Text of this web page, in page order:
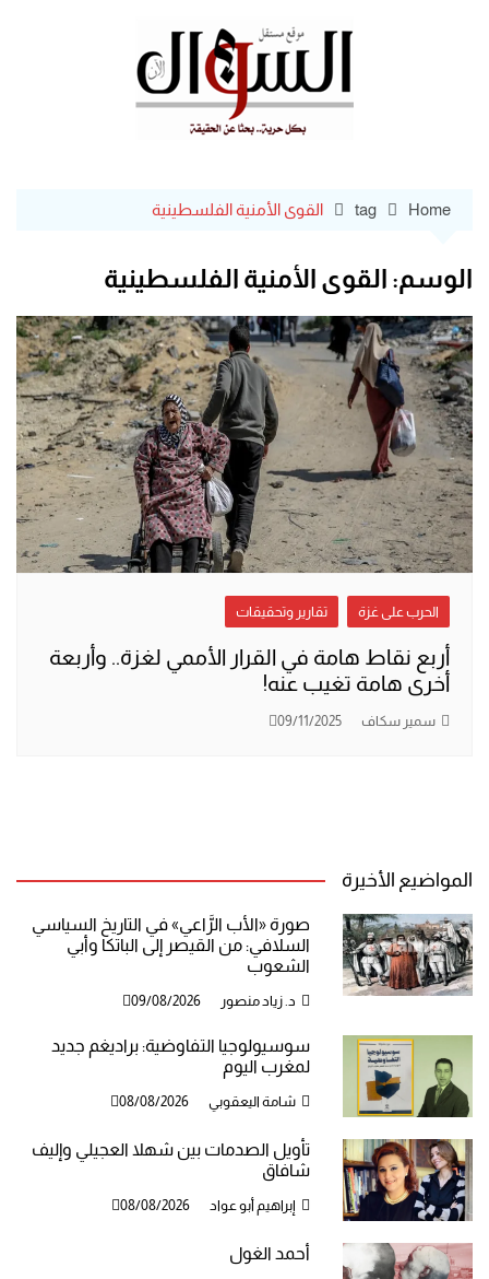
Home
tag القوى الأمنية الفلسطينية
الوسم: القوى الأمنية الفلسطينية
الحرب على غزة تقارير وتحقيقات
أربع نقاط هامة في القرار الأممي لغزة.. وأربعة
أخرى هامة تغيب عنه!
سمير سكاف 09/11/2025
المواضيع الأخيرة
صورة «الأب الرَّاعي» في التاريخ السياسي
السلافي: من القيصر إلى الباتكا وأبي
الشعوب
د. زياد منصور 09/08/2026
سوسيولوجيا التفاوضية: براديغم جديد
لمغرب اليوم
شامة اليعقوبي 08/08/2026
تأويل الصدمات بين شهلا العجيلي وإليف
شافاق
إبراهيم أبو عواد 08/08/2026
أحمد الغول